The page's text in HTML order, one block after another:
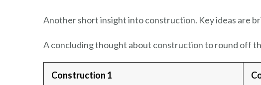
Another short insight into construction. Key ideas are
A concluding thought about construction to round off
Construction 1